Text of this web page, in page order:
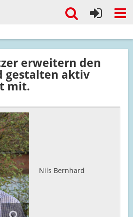
erweitern den
gestalten aktiv
mit.
Nils Bernhard